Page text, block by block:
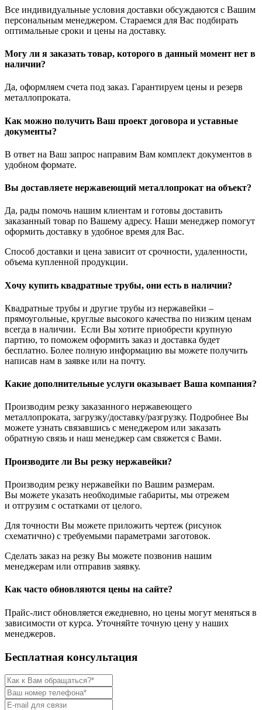
Все индивидуальные условия доставки обсуждаются с Вашим
персональным менеджером. Стараемся для Вас подбирать
оптимальные сроки и цены на доставку.
Могу ли я заказать товар, которого в данный момент нет в
наличии?
Да, оформляем счета под заказ. Гарантируем цены и резерв
металлопроката.
Как можно получить Ваш проект договора и уставные
документы?
В ответ на Ваш запрос направим Вам комплект документов в
удобном формате.
Вы доставляете нержавеющий металлопрокат на объект?
Да, рады помочь нашим клиентам и готовы доставить
заказанный товар по Вашему адресу. Наши менеджер помогут
оформить доставку в удобное время для Вас.
Способ доставки и цена зависит от срочности, удаленности,
объема купленной продукции.
Хочу купить квадратные трубы, они есть в наличии?
Квадратные трубы и другие трубы из нержавейки –
прямоугольные, круглые высокого качества по низким ценам
всегда в наличии. Если Вы хотите приобрести крупную
партию, то поможем оформить заказ и доставка будет
бесплатно. Более полную информацию вы можете получить
написав нам в заявке или на почту.
Какие дополнительные услуги оказывает Ваша компания?
Производим резку заказанного нержавеющего
металлопроката, загрузку/доставку/разгрузку. Подробнее Вы
можете узнать связавшись с менеджером или заказать
обратную связь и наш менеджер сам свяжется с Вами.
Производите ли Вы резку нержавейки?
Производим резку нержавейки по Вашим размерам.
Вы можете указать необходимые габариты, мы отрежем
и отгрузим с остатками от целого.
Для точности Вы можете приложить чертеж (рисунок
схематично) с требуемыми параметрами заготовок.
Сделать заказ на резку Вы можете позвонив нашим
менеджерам или отправив заявку.
Как часто обновляются цены на сайте?
Прайс-лист обновляется ежедневно, но цены могут меняться в
зависимости от курса. Уточняйте точную цену у наших
менеджеров.
Бесплатная консультация